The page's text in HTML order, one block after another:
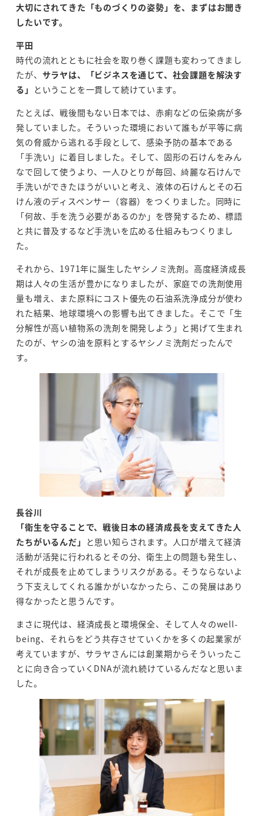
大切にされてきた「ものづくりの姿勢」を、まずはお聞き
したいです。
平田
時代の流れとともに社会を取り巻く課題も変わってきまし
たが、 サラヤは、「ビジネスを通じて、社会課題を解決す
る」
ということを一貫して続けています。
たとえば、戦後間もない日本では、赤痢などの伝染病が多
発していました。そういった環境において誰もが平等に病
気の脅威から逃れる手段として、感染予防の基本である
「手洗い」に着目しました。そして、固形の石けんをみん
なで回して使うより、一人ひとりが毎回、綺麗な石けんで
手洗いができたほうがいいと考え、液体の石けんとその石
けん液のディスペンサー（容器）をつくりました。同時に
「何故、手を洗う必要があるのか」を啓発するため、標語
と共に普及するなど手洗いを広める仕組みもつくりまし
た。
それから、1971年に誕生したヤシノミ洗剤。高度経済成長
期は人々の生活が豊かになりましたが、家庭での洗剤使用
量も増え、また原料にコスト優先の石油系洗浄成分が使わ
れた結果、地球環境への影響も出てきました。そこで「生
分解性が高い植物系の洗剤を開発しよう」と掲げて生まれ
たのが、ヤシの油を原料とするヤシノミ洗剤だったんで
す。
長谷川
「衛生を守ることで、戦後日本の経済成長を支えてきた人
たちがいるんだ」
と思い知らされます。人口が増えて経済
活動が活発に行われるとその分、衛生上の問題も発生し、
それが成長を止めてしまうリスクがある。そうならないよ
う下支えしてくれる誰かがいなかったら、この発展はあり
得なかったと思うんです。
まさに現代は、経済成長と環境保全、そして人々のwell-
being、それらをどう共存させていくかを多くの起業家が
考えていますが、サラヤさんには創業期からそういったこ
とに向き合っていくDNAが流れ続けているんだなと思いま
した。